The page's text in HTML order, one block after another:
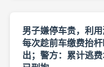
男子嫌停车贵，利用
每次趁前车缴费抬
出；警方：累计逃